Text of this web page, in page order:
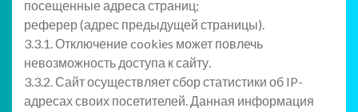
посещенные адреса страниц;
реферер (адрес предыдущей страницы).
3.3.1. Отключение cookies может повлечь
невозможность доступа к сайту.
3.3.2. Сайт осуществляет сбор статистики об IP-
адресах своих посетителей. Данная информация